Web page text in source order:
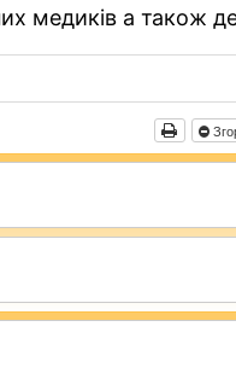
медиків а також